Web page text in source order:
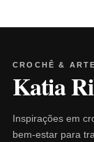
CROCHÊ &
Katia
Inspirações em
bem-estar para